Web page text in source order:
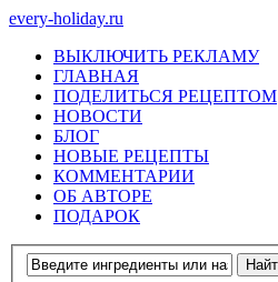
every-holiday.ru
ВЫКЛЮЧИТЬ РЕКЛАМУ
ГЛАВНАЯ
ПОДЕЛИТЬСЯ РЕЦЕПТОМ
НОВОСТИ
БЛОГ
НОВЫЕ РЕЦЕПТЫ
КОММЕНТАРИИ
ОБ АВТОРЕ
ПОДАРОК